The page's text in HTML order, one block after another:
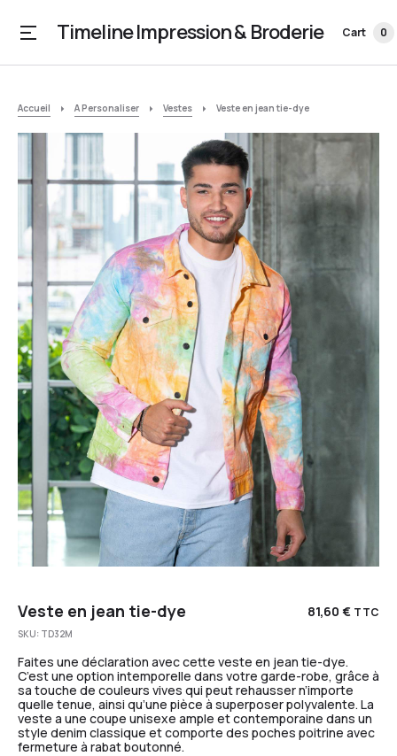
Timeline Impression & Broderie Cart 0
Accueil A Personaliser Vestes Veste en jean tie-dye
Veste en jean tie-dye 81,60 € TTC
SKU: TD32M
Faites une déclaration avec cette veste en jean tie-dye.
C’est une option intemporelle dans votre garde-robe, grâce à
sa touche de couleurs vives qui peut rehausser n’importe
quelle tenue, ainsi qu’une pièce à superposer polyvalente. La
veste a une coupe unisexe ample et contemporaine dans un
style denim classique et comporte des poches poitrine avec
fermeture à rabat boutonné.